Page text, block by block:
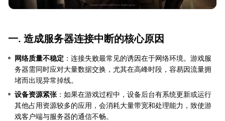
一. 造成服务器连接中断的核心原因
网络质量不稳定 ：连接失败最常见的诱因在于网络环境。游戏服
务器需同时应对大量数据交换，尤其在高峰时段，容易因流量拥
堵而出现异常掉线。
设备资源紧张 ：如果在游戏过程中，设备后台有系统更新或运行
其他占用资源较多的应用，会消耗大量带宽和处理能力，致使游
戏客户端与服务器的通信不畅。